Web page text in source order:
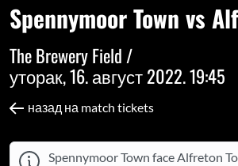
Spennymoor Town vs
The Brewery Field /
уторак, 16. август 2022. 19:45
назад на match tickets
Spennymoor Town face Alfreton